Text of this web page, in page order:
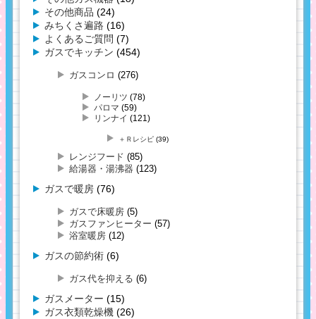
その他商品 (24)
みちくさ遍路 (16)
よくあるご質問 (7)
ガスでキッチン (454)
ガスコンロ (276)
ノーリツ (78)
パロマ (59)
リンナイ (121)
＋Ｒレシピ (39)
レンジフード (85)
給湯器・湯沸器 (123)
ガスで暖房 (76)
ガスで床暖房 (5)
ガスファンヒーター (57)
浴室暖房 (12)
ガスの節約術 (6)
ガス代を抑える (6)
ガスメーター (15)
ガス衣類乾燥機 (26)